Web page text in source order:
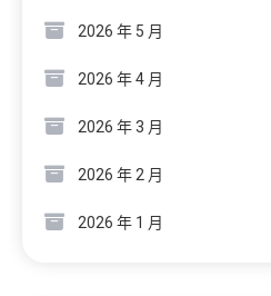
2026 年 5 月
2026 年 4 月
2026 年 3 月
2026 年 2 月
2026 年 1 月